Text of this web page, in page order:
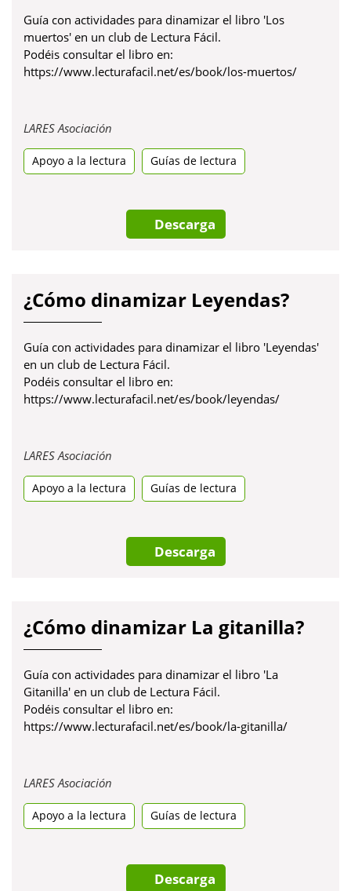
Guía con actividades para dinamizar el libro 'Los
muertos' en un club de Lectura Fácil.
Podéis consultar el libro en:
https://www.lecturafacil.net/es/book/los-muertos/
LARES Asociación
una
pestanya
Apoyo a la lectura Guías de lectura
Descarga
¿Cómo dinamizar Leyendas?
Guía con actividades para dinamizar el libro 'Leyendas'
en un club de Lectura Fácil.
Podéis consultar el libro en:
https://www.lecturafacil.net/es/book/leyendas/
LARES Asociación
una
pestanya
Apoyo a la lectura Guías de lectura
Descarga
¿Cómo dinamizar La gitanilla?
Guía con actividades para dinamizar el libro 'La
Gitanilla' en un club de Lectura Fácil.
Podéis consultar el libro en:
https://www.lecturafacil.net/es/book/la-gitanilla/
LARES Asociación
una
pestanya
Apoyo a la lectura Guías de lectura
Descarga